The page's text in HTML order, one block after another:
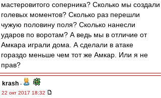
мастеровитого соперника? Сколько мы создали
голевых моментов? Сколько раз перешли
чужую половину поля? Сколько нанесли
ударов по воротам? А ведь мы в отличие от
Амкара играли дома. А сделали в атаке
гораздо меньше чем тот же Амкар. Или я не
прав?
krash -
22 окт 2017 18:32